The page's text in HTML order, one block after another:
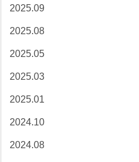
2025.09
2025.08
2025.05
2025.03
2025.01
2024.10
2024.08